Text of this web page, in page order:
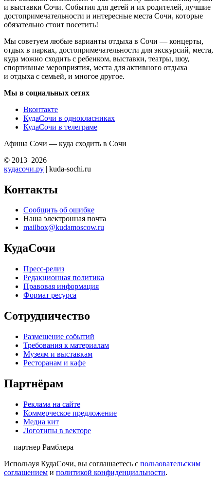
и выставки Сочи. События для детей и их родителей, лучшие
достопримечательности и интересные места Сочи, которые
обязательно стоит посетить!
Мы советуем любые варианты отдыха в Сочи — концерты,
отдых в парках, достопримечательности для экскурсий, места,
куда можно сходить с ребенком, выставки, театры, шоу,
спортивные мероприятия, места для активного отдыха
и отдыха с семьей, и многое другое.
Мы в социальных сетях
Вконтакте
КудаСочи в однокласниках
КудаСочи в телеграме
Афиша Сочи — куда сходить в Сочи
© 2013–2026
кудасочи.ру | kuda-sochi.ru
Контакты
Сообщить об ошибке
Наша электронная почта
mailbox@kudamoscow.ru
КудаСочи
Пресс-релиз
Редакционная политика
Правовая информация
Формат ресурса
Сотрудничество
Размещение событий
Требования к материалам
Музеям и выставкам
Ресторанам и кафе
Партнёрам
Реклама на сайте
Коммерческое предложение
Медиа кит
Логотипы в векторе
— партнер Рамблера
Используя КудаСочи, вы соглашаетесь с пользовательским
соглашением и политикой конфиденциальности.